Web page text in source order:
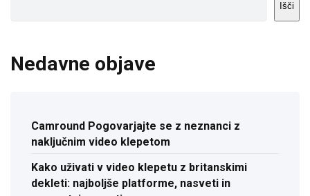
Išči
Nedavne objave
Camround Pogovarjajte se z neznanci z
naključnim video klepetom
Kako uživati v video klepetu z britanskimi
dekleti: najboljše platforme, nasveti in